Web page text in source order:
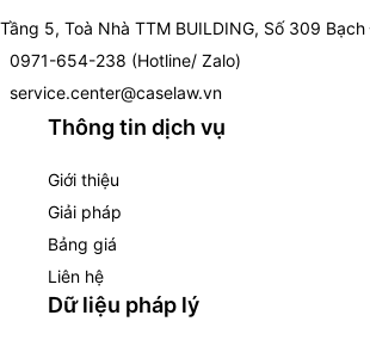
Tầng 5, Toà Nhà TTM BUILDING, Số 309
0971-654-238 (Hotline/ Zalo)
service.center@caselaw.vn
Thông tin dịch vụ
Giới thiệu
Giải pháp
Bảng giá
Liên hệ
Dữ liệu pháp lý